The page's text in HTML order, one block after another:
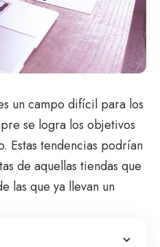
un campo difícil para los
se logra los objetivos
Estas tendencias podrían
de aquellas tiendas que
las que ya llevan un